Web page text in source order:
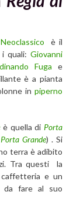
Neoclassico è il
quali: Giovanni
Fuga e
è a pianta
in piperno
è quella di Porta
Porta Grande) . Si
terra è adibito
Tra questi la
e un
da fare al suo